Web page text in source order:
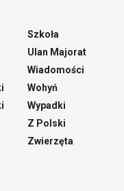
Szkoła
Ulan Majorat
Wiadomości
Wohyń
Wypadki
Z Polski
Zwierzęta